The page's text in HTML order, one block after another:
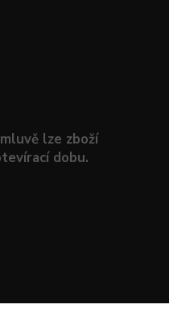
lze zboží
dobu.